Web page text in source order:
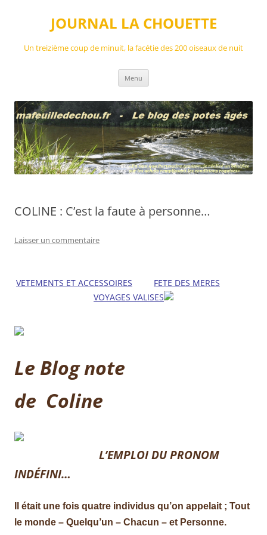
JOURNAL LA CHOUETTE
Un treizième coup de minuit, la facétie des 200 oiseaux de nuit
Menu
COLINE : C’est la faute à personne…
Laisser un commentaire
VETEMENTS ET ACCESSOIRES
FETE DES MERES
VOYAGES VALISES
Le Blog note
de Coline
L’EMPLOI DU PRONOM
INDÉFINI…
Il était une fois quatre individus qu’on appelait ; Tout
le monde – Quelqu’un – Chacun – et Personne.